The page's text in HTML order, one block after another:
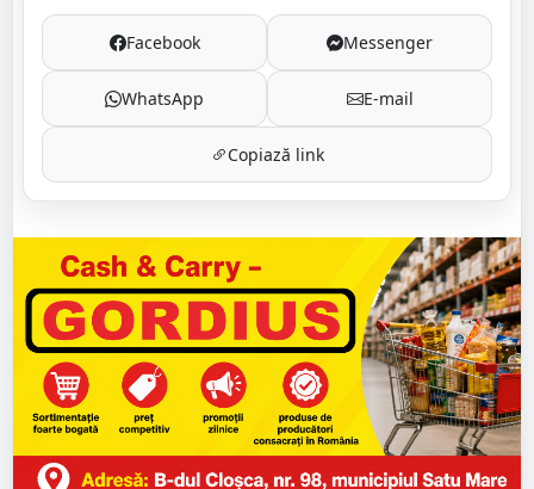
Facebook Messenger
WhatsApp E-mail
Copiază link